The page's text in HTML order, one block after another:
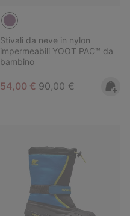
Stivali da neve in nylon
impermeabili YOOT PAC™ da
bambino
Sale price:
54,00 € Regular price:
90,00 €